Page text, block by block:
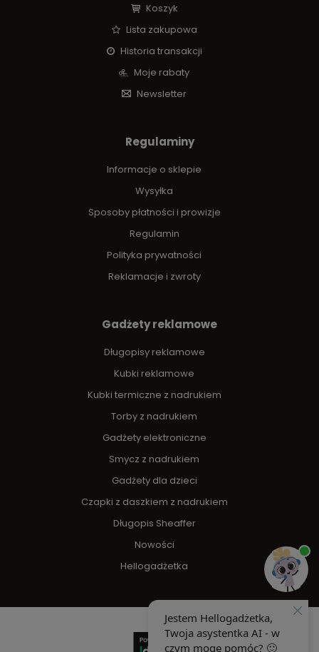
Koszyk
Lista zakupowa
Historia transakcji
Moje rabaty
Newsletter
Regulaminy
Informacje o sklepie
Wysyłka
Sposoby płatności i prowizje
Regulamin
Polityka prywatności
Reklamacje i zwroty
Gadżety reklamowe
Długopisy reklamowe
Kubki reklamowe
Kubki termiczne z nadrukiem
Torby z nadrukiem
Gadżety elektroniczne
Smycz z nadrukiem
Gadżety dla dzieci
Czapki z daszkiem z nadrukiem
Długopis Sheaffer
Nowości
Hellogadżetka